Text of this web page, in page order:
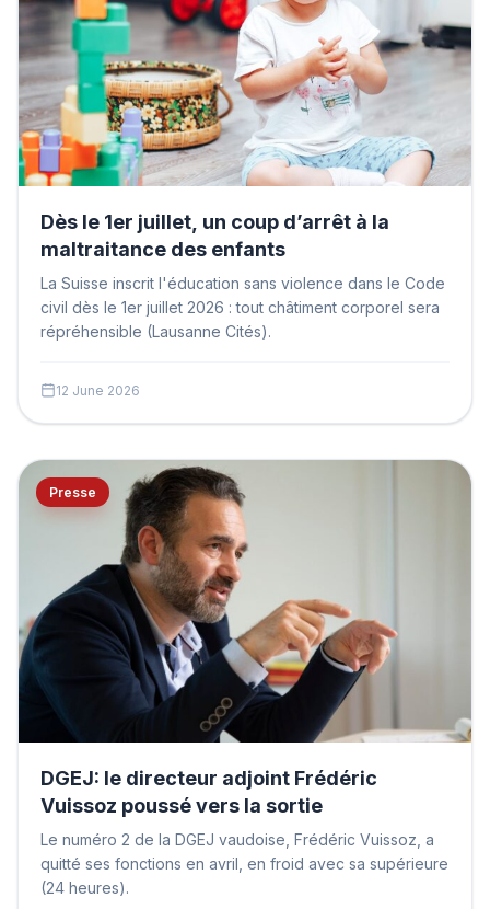
Dès le 1er juillet, un coup d’arrêt à la
maltraitance des enfants
La Suisse inscrit l'éducation sans violence dans le Code
civil dès le 1er juillet 2026 : tout châtiment corporel sera
répréhensible (Lausanne Cités).
12 June 2026
Presse
DGEJ: le directeur adjoint Frédéric
Vuissoz poussé vers la sortie
Le numéro 2 de la DGEJ vaudoise, Frédéric Vuissoz, a
quitté ses fonctions en avril, en froid avec sa supérieure
(24 heures).